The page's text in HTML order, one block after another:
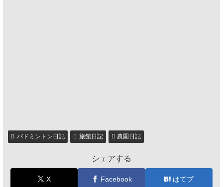
バドミントン日記 旅館日記 農園日記
シェアする
X Facebook はてブ